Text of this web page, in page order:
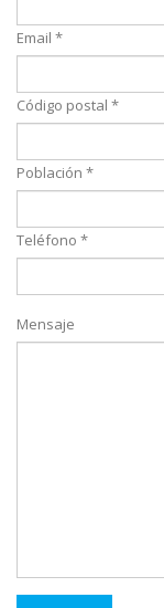
Email *
Código postal *
Población *
Teléfono *
Mensaje